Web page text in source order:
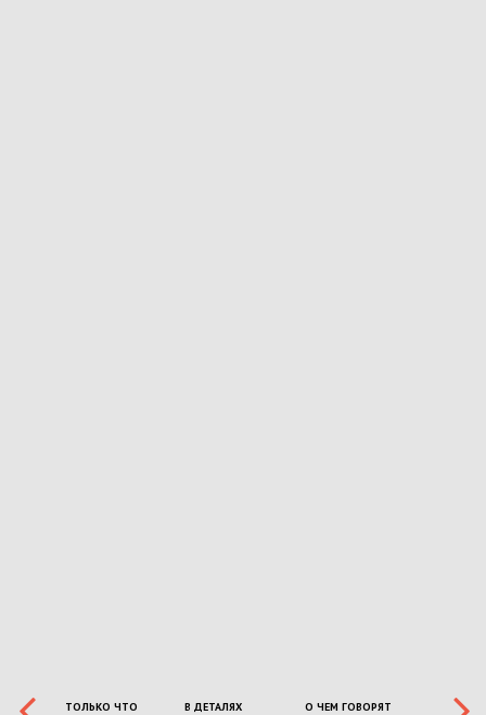
ТОЛЬКО ЧТО В ДЕТАЛЯХ
О ЧЕМ ГОВОРЯТ